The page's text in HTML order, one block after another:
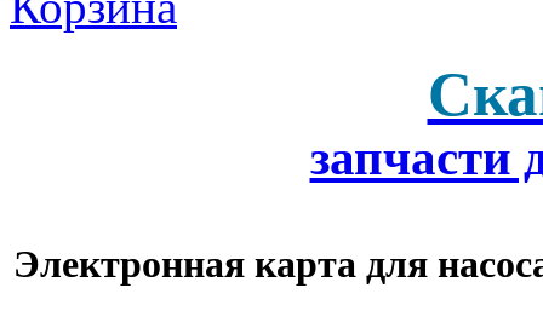
запчасти
Электронная карта для